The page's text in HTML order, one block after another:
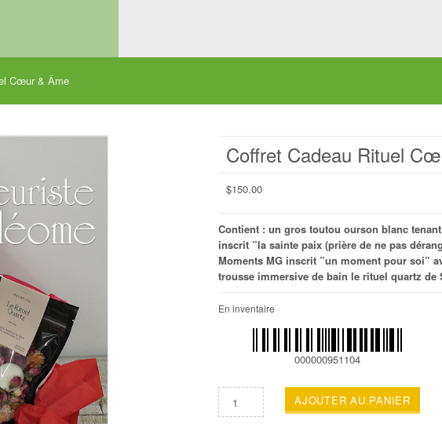
Cœur & Âme
Coffret Cadeau Rituel
$150.00
Contient : un gros toutou ourson blanc
inscrit ”la sainte paix (prière de ne pas
Moments MG inscrit ”un moment pour soi”
trousse immersive de bain le rituel quartz de
En inventaire
000000951104
AJOUTER AU PANIER